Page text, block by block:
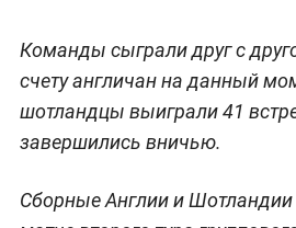
Команды сыграли друг с
счету англичан на данный
шотландцы выиграли 41
завершились вничью.
Сборные Англии и